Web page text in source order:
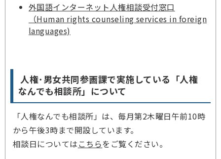
外国語インターネット人権相談受付窓口
（Human rights counseling services in foreign
languages)
人権･男女共同参画課で実施している「人権
なんでも相談所」について
「人権なんでも相談所」は、毎月第2木曜日午前10時
から午後3時まで開設しています。
相談日については こちらをご覧ください。